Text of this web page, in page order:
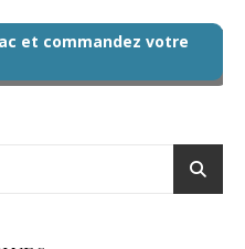
et commandez votre